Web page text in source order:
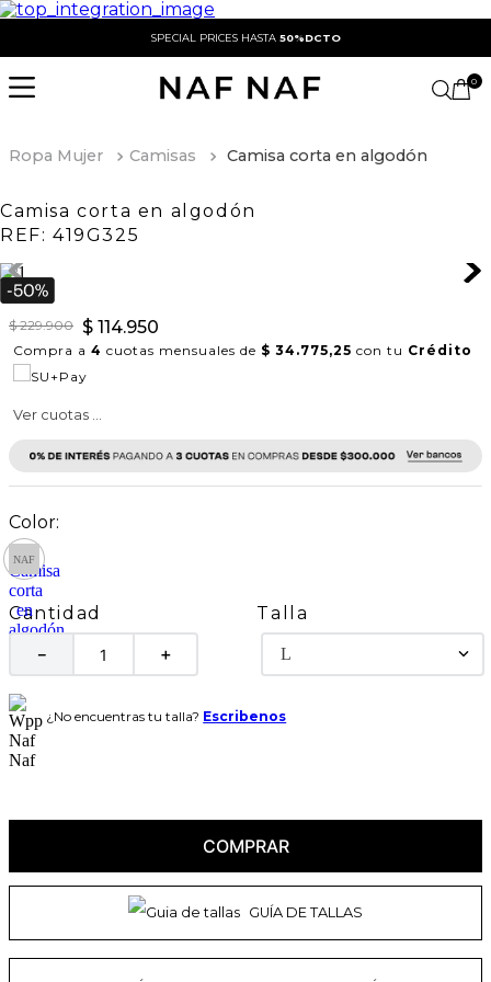
SPECIAL PRICES HASTA 50%DCTO
0
Ropa Mujer Camisas Camisa corta en algodón
Camisa corta en algodón
REF: 419G325
$ 229.900 $ 114.950
Compra a 4 cuotas mensuales de $ 34.775,25 con tu Crédito
Ver cuotas ...
Cantidad
＋
－
Talla
L
¿No encuentras tu talla? Escribenos
COMPRAR
GUÍA DE TALLAS